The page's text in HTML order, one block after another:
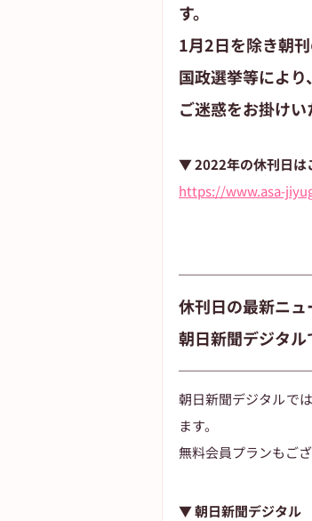
す。
1月2日を除き朝刊
国政選挙等により
ご迷惑をお掛け
▼ 2022年の休刊日は
https://www.asa-
休刊日の最新ニュ
朝日新聞デジタル
朝日新聞デジタルで
ます。
無料会員プランもござ
▼ 朝日新聞デジタル